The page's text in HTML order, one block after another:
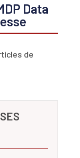
Data
de